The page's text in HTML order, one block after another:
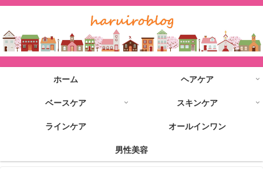
ホーム
ヘアケア
ベースケア
スキンケア
ラインケア
オールインワン
男性美容